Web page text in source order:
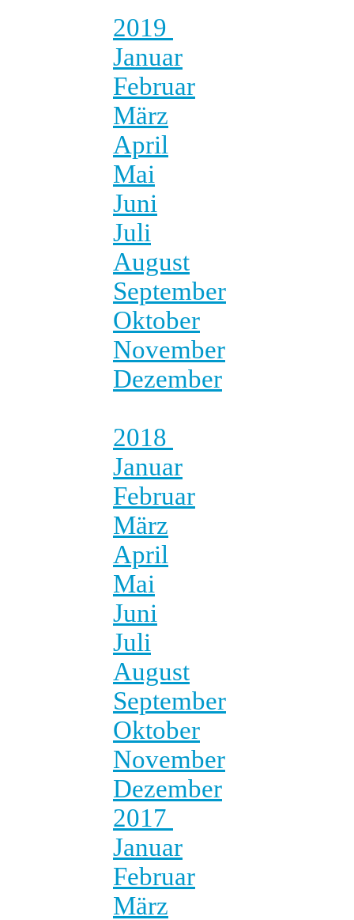
2019
Januar
Februar
März
April
Mai
Juni
Juli
August
September
Oktober
November
Dezember
2018
Januar
Februar
März
April
Mai
Juni
Juli
August
September
Oktober
November
Dezember
2017
Januar
Februar
März